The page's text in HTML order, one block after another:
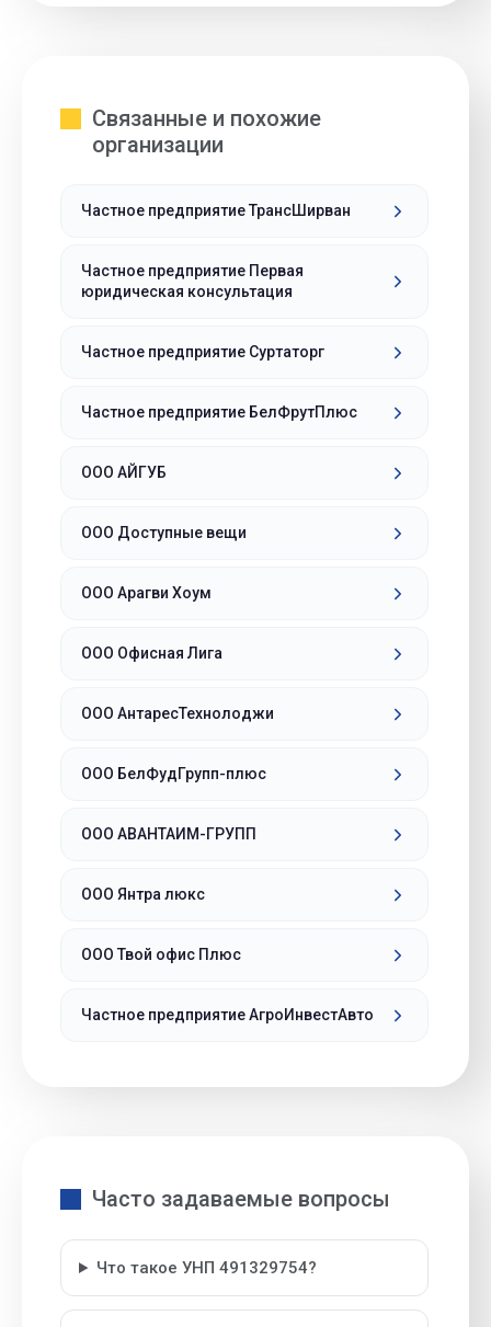
Связанные и похожие
организации
Частное предприятие ТрансШирван
Частное предприятие Первая
юридическая консультация
Частное предприятие Суртаторг
Частное предприятие БелФрутПлюс
ООО АЙГУБ
ООО Доступные вещи
ООО Арагви Хоум
ООО Офисная Лига
ООО АнтаресТехнолоджи
ООО БелФудГрупп-плюс
ООО АВАНТАИМ-ГРУПП
ООО Янтра люкс
ООО Твой офис Плюс
Частное предприятие АгроИнвестАвто
Часто задаваемые вопросы
Что такое УНП 491329754?